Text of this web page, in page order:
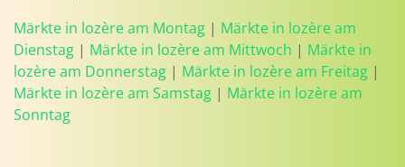
Märkte in lozère am Montag | Märkte in lozère am
Dienstag | Märkte in lozère am Mittwoch | Märkte in
lozère am Donnerstag | Märkte in lozère am Freitag |
Märkte in lozère am Samstag | Märkte in lozère am
Sonntag